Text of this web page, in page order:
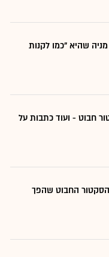
שהיא "כמו לקנות
חבוט - ועוד כתבות על
החבוט שהפך